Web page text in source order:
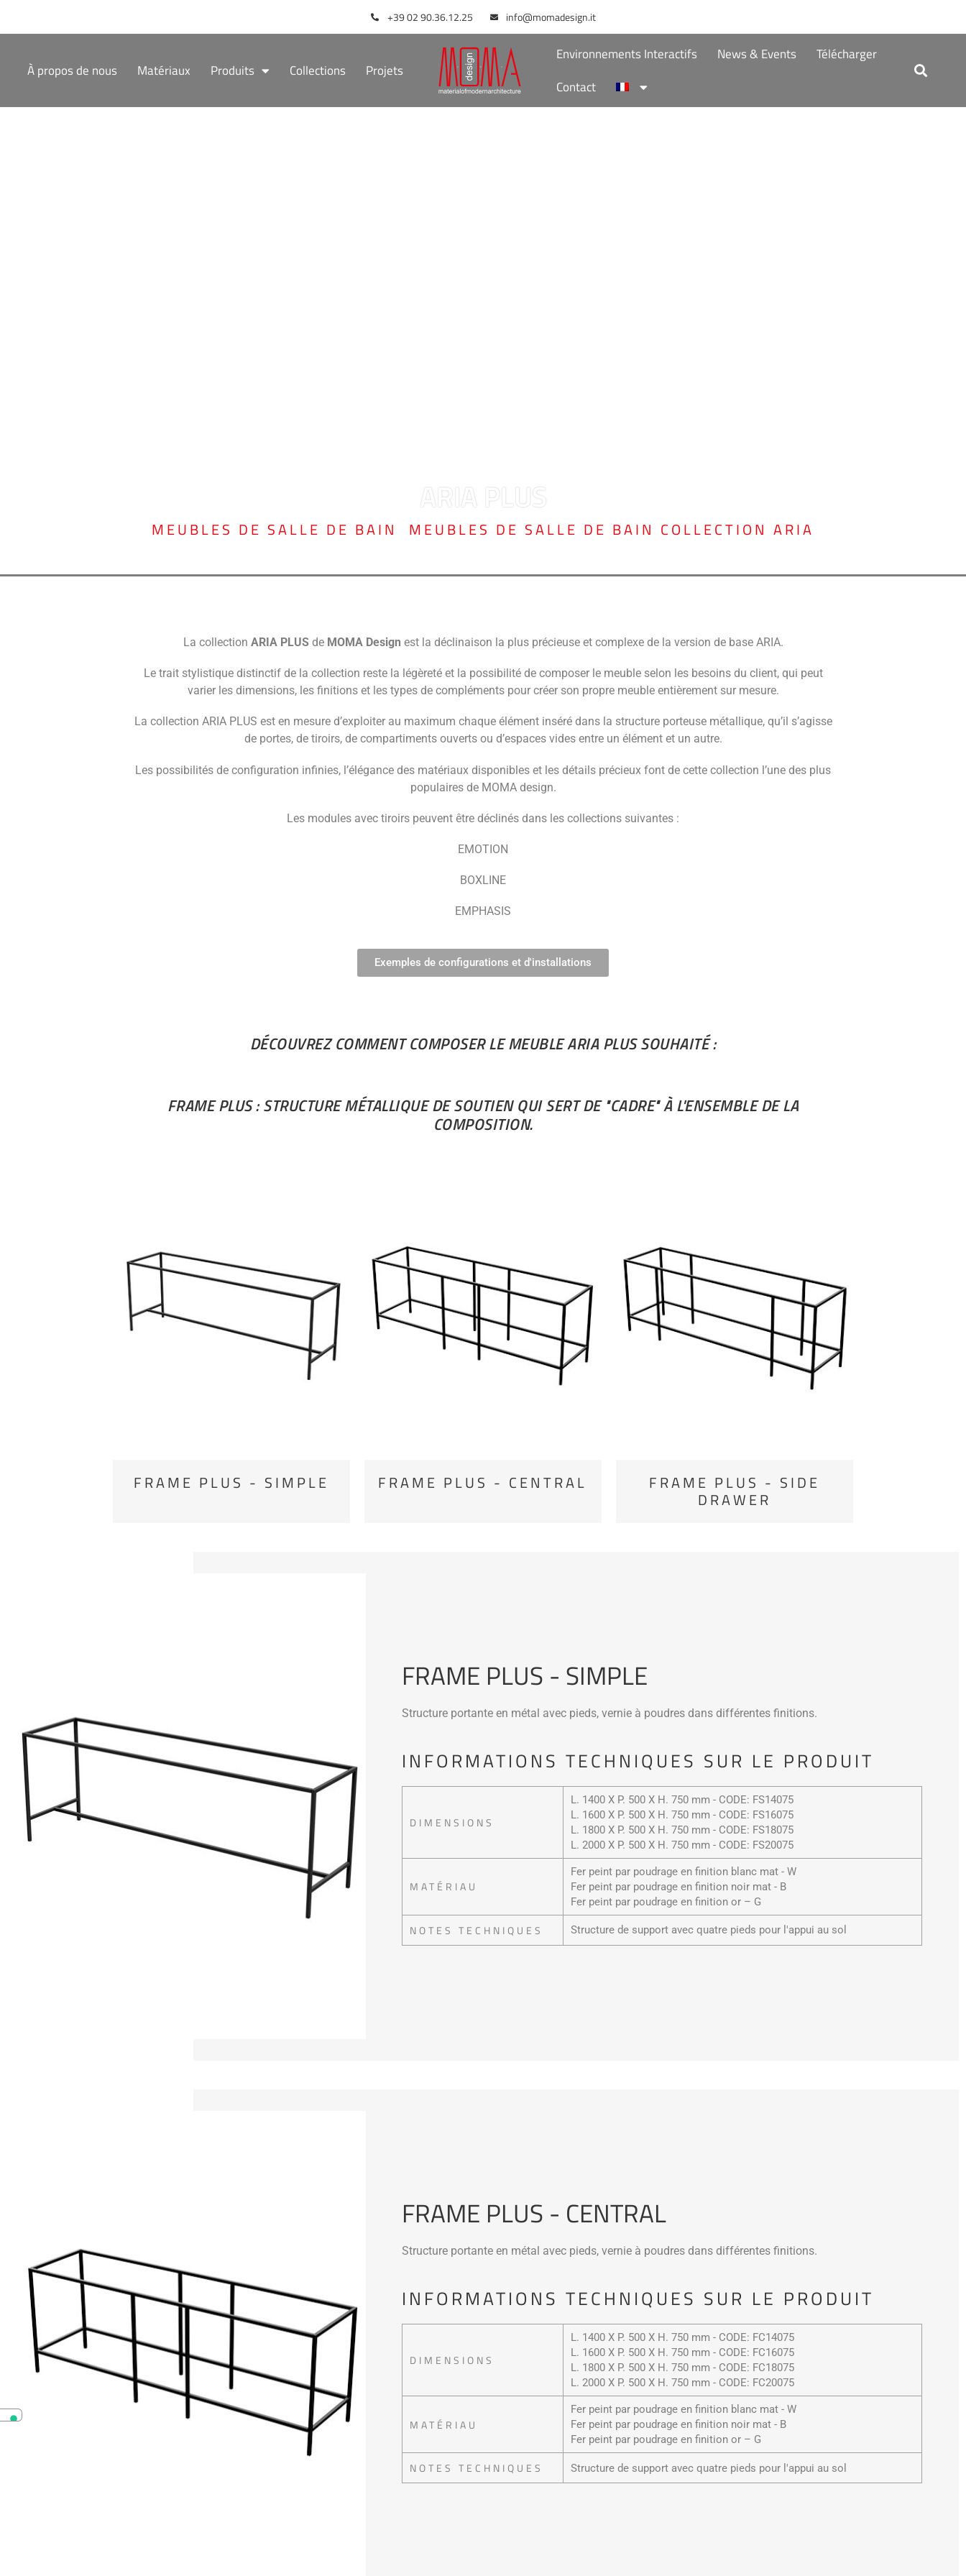
+39 02 90.36.12.25 info@momadesign.it
À propos de nous Matériaux Produits Collections Projets
Environnements Interactifs News & Events
Télécharger
Contact
ARIA PLUS
MEUBLES DE SALLE DE BAIN MEUBLES DE SALLE DE BAIN COLLECTION ARIA
La collection ARIA PLUSde MOMA Design est la déclinaison la plus précieuse et complexe de la version de base ARIA.
Le trait stylistique distinctif de la collection reste la légèreté et la possibilité de composer le meuble selon les besoins du client, qui peut
varier les dimensions, les finitions et les types de compléments pour créer son propre meuble entièrement sur mesure.
La collection ARIA PLUS est en mesure d’exploiter au maximum chaque élément inséré dans la structure porteuse métallique, qu’il s’agisse
de portes, de tiroirs, de compartiments ouverts ou d’espaces vides entre un élément et un autre.
Les possibilités de configuration infinies, l’élégance des matériaux disponibles et les détails précieux font de cette collection l’une des plus
populaires de MOMA design.
Les modules avec tiroirs peuvent être déclinés dans les collections suivantes :
EMOTION
BOXLINE
EMPHASIS
Exemples de configurations et d'installations
DÉCOUVREZ COMMENT COMPOSER LE MEUBLE ARIA PLUS SOUHAITÉ :
FRAME PLUS : STRUCTURE MÉTALLIQUE DE SOUTIEN QUI SERT DE "CADRE" À L'ENSEMBLE DE LA
COMPOSITION.
FRAME PLUS - SIMPLE FRAME PLUS - CENTRAL FRAME PLUS - SIDE
DRAWER
FRAME PLUS - SIMPLE
Structure portante en métal avec pieds, vernie à poudres dans différentes finitions.
INFORMATIONS TECHNIQUES SUR LE PRODUIT
DIMENSIONS
L. 1400 X P. 500 X H. 750 mm - CODE: FS14075
L. 1600 X P. 500 X H. 750 mm - CODE: FS16075
L. 1800 X P. 500 X H. 750 mm - CODE: FS18075
L. 2000 X P. 500 X H. 750 mm - CODE: FS20075
MATÉRIAU
Fer peint par poudrage en finition blanc mat - W
Fer peint par poudrage en finition noir mat - B
Fer peint par poudrage en finition or – G
NOTES TECHNIQUES Structure de support avec quatre pieds pour l'appui au sol
FRAME PLUS - CENTRAL
Structure portante en métal avec pieds, vernie à poudres dans différentes finitions.
INFORMATIONS TECHNIQUES SUR LE PRODUIT
DIMENSIONS
L. 1400 X P. 500 X H. 750 mm - CODE: FC14075
L. 1600 X P. 500 X H. 750 mm - CODE: FC16075
L. 1800 X P. 500 X H. 750 mm - CODE: FC18075
L. 2000 X P. 500 X H. 750 mm - CODE: FC20075
MATÉRIAU
Fer peint par poudrage en finition blanc mat - W
Fer peint par poudrage en finition noir mat - B
Fer peint par poudrage en finition or – G
NOTES TECHNIQUES Structure de support avec quatre pieds pour l'appui au sol